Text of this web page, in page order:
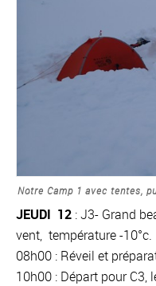
Notre Camp 1 avec tentes,
JEUDI 12 : J3- Grand
vent, température -10°c.
08h00 : Réveil et
10h00 : Départ pour C3,